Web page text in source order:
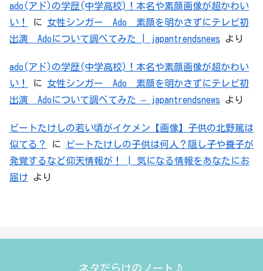
ado(アド)の学歴(中学高校)！本名や素顔画像が超かわい
い！
に 女性シンガー Ado 素顔を明かさずにテレビ初
出演 Adoについて調べてみた | japantrendsnews より
ado(アド)の学歴(中学高校)！本名や素顔画像が超かわい
い！
に 女性シンガー Ado 素顔を明かさずにテレビ初
出演 Adoについて調べてみた – japantrendsnews より
ビートたけしの若い頃がイケメン【画像】子供の北野篤は
似てる？
に
ビートたけしの子供は何人？隠し子や養子が
発覚するなど仰天情報が！ | 気になる情報をあなたにお
届け より
ネタだらけのノート♪